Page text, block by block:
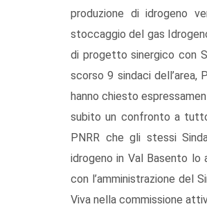
produzione di idrogeno
stoccaggio del gas
di progetto sinergico con
scorso 9 sindaci dell’area,
hanno chiesto
subito un confronto a
PNRR che gli stessi
idrogeno in Val Basento lo
con l’amministrazione del
Viva nella commissione